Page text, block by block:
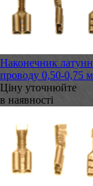
Наконечник
проводу 0,50-0,75
Ціну уточнюйте
в наявності